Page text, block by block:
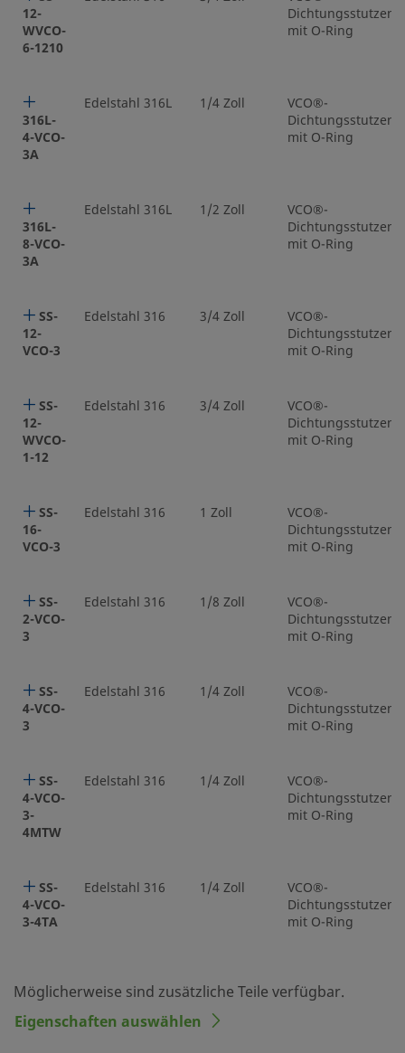
12-
WVCO-
6-1210
Dichtungsstutzen
mit O-Ring
316L-
4-VCO-
3A
Edelstahl 316L 1/4 Zoll
VCO®-
Dichtungsstutzen
mit O-Ring
316L-
8-VCO-
3A
Edelstahl 316L 1/2 Zoll
VCO®-
Dichtungsstutzen
mit O-Ring
SS-
12-
VCO-3
Edelstahl 316 3/4 Zoll
VCO®-
Dichtungsstutzen
mit O-Ring
SS-
12-
WVCO-
1-12
Edelstahl 316 3/4 Zoll
VCO®-
Dichtungsstutzen
mit O-Ring
SS-
16-
VCO-3
Edelstahl 316 1 Zoll
VCO®-
Dichtungsstutzen
mit O-Ring
SS-
2-VCO-
3
Edelstahl 316 1/8 Zoll
VCO®-
Dichtungsstutzen
mit O-Ring
SS-
4-VCO-
3
Edelstahl 316 1/4 Zoll
VCO®-
Dichtungsstutzen
mit O-Ring
SS-
4-VCO-
3-
4MTW
Edelstahl 316 1/4 Zoll
VCO®-
Dichtungsstutzen
mit O-Ring
SS-
4-VCO-
3-4TA
Edelstahl 316 1/4 Zoll
VCO®-
Dichtungsstutzen
mit O-Ring
Möglicherweise sind zusätzliche Teile verfügbar.
Eigenschaften auswählen